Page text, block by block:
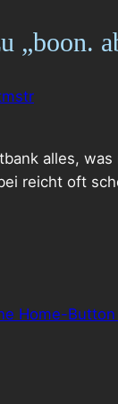
„boon.
alles, was
reicht oft
Home-